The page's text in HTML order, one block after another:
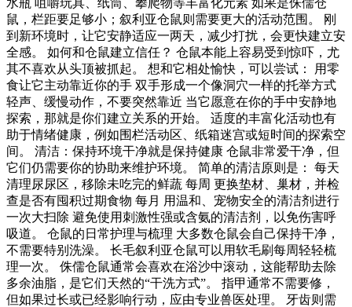
鼠，栏距要足够小；叙利亚仓鼠则需要更大的活动范围。 刚
到新环境时，让它安静适应一两天，减少打扰，会更快建立安
全感。 如何和仓鼠建立信任？ 仓鼠本能上容易受到惊吓，尤
其不喜欢从头顶被抓起。 想和它相处愉快，可以尝试： 用零
食让它主动靠近你的手 双手形成一个像洞穴一样的托举方式
轻声、缓慢动作，不要突然靠近 当它愿意在你的手中安静地
探索，那就是你们建立关系的开始。 适度的丰富化活动也有
助于情绪健康，例如围栏活动区、纸箱迷宫或短时间的探索空
间。 清洁：保持环境干净就是保持健康 仓鼠非常爱干净，但
它们仍需要你的协助来维护环境。 简单的清洁原则是： 每天
清理尿尿区，移除未吃完的鲜蔬 每周 更换垫材、巢材，并检
查是否有囤积过期食物 每月 用温和、宠物安全的清洁剂进行
一次大扫除 避免使用刺激性强或含氨的清洁剂，以免伤害呼
吸道。 仓鼠的日常护理与梳理 大多数仓鼠会自己保持干净，
不需要特别洗澡。 长毛叙利亚仓鼠可以用软毛刷每周轻轻梳
理一次。 侏儒仓鼠通常会喜欢在浴沙中滚动，这能帮助去除
多余油脂，是它们天然的“干洗方式”。 指甲通常不需要修，
但如果过长或已经影响行动，应由专业兽医处理。 牙齿则需